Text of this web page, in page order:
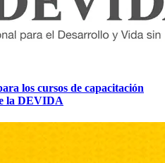
los cursos de capacitación
la DEVIDA